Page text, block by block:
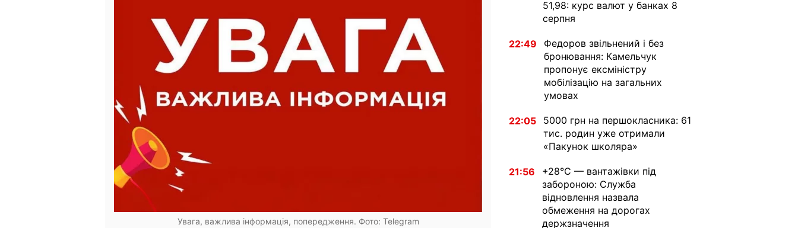
Увага, важлива інформація, попередження. Фото: Telegram
51,98: курс валют у банках 8
серпня
22:49
Федоров звільнений і без
бронювання: Камельчук
пропонує ексміністру
мобілізацію на загальних
умовах
22:05
5000 грн на першокласника: 61
тис. родин уже отримали
«Пакунок школяра»
21:56
+28°C — вантажівки під
забороною: Служба
відновлення назвала
обмеження на дорогах
держзначення